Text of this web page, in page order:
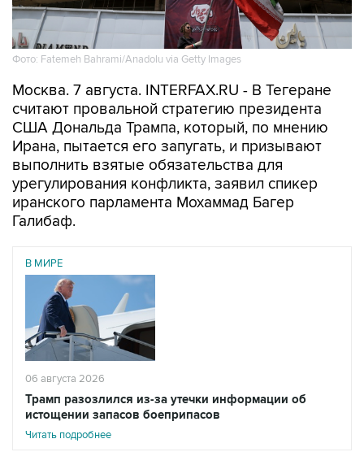
Фото: Fatemeh Bahrami/Anadolu via Getty Images
Москва. 7 августа. INTERFAX.RU - В Тегеране
считают провальной стратегию президента
США Дональда Трампа, который, по мнению
Ирана, пытается его запугать, и призывают
выполнить взятые обязательства для
урегулирования конфликта, заявил спикер
иранского парламента Мохаммад Багер
Галибаф.
В МИРЕ
06 августа 2026
Трамп разозлился из-за утечки информации об
истощении запасов боеприпасов
Читать подробнее